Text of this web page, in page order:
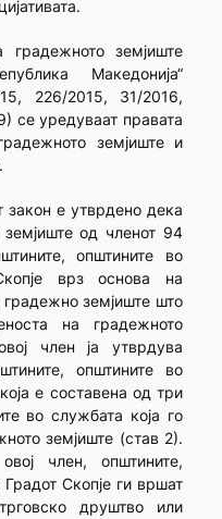
земјиште
Македонија“
226/2015, 31/2016,
се уредуваат правата
земјиште и
закон е утврдено дека
од членот 94
општините во
врз основа на
земјиште што
на градежното
член ја утврдува
општините во
е составена од три
во службата која го
земјиште (став 2).
член, општините,
Скопје ги вршат
друштво или